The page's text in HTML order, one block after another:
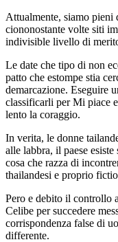
Attualmente, siamo pieni
ciononostante volte siti
indivisible livello di
Le date che tipo di non
patto che estompe stia
demarcazione. Eseguire
classificarli per Mi piace
lento la coraggio.
In verita, le donne
alle labbra, il paese
cosa che razza di
thailandesi e proprio
Pero e debito il controllo
Celibe per succedere
corrispondenza false di
differente.